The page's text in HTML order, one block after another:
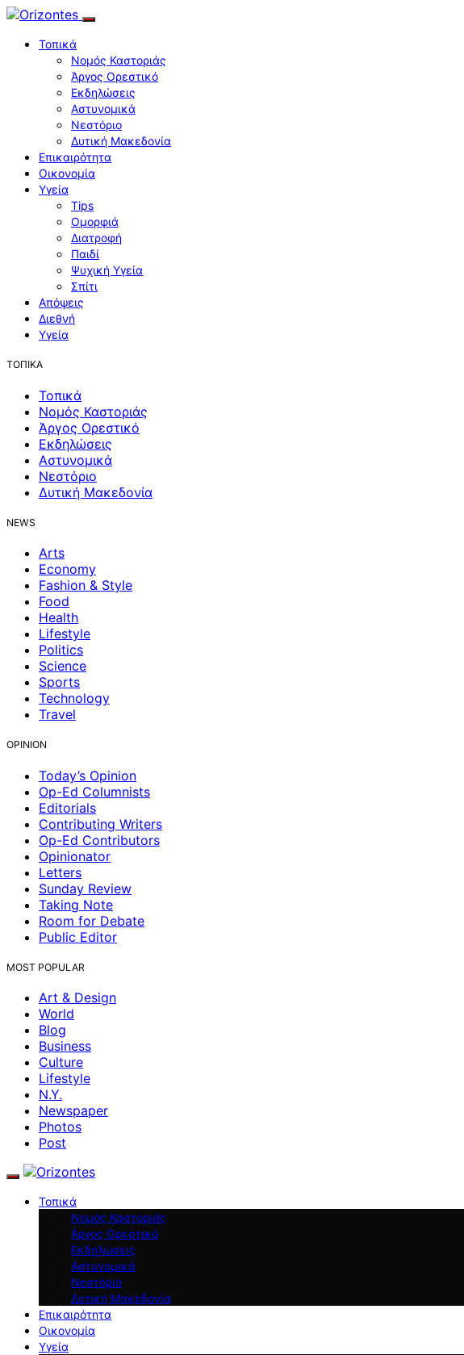
Τοπικά
Νομός Καστοριάς
Άργος Ορεστικό
Εκδηλώσεις
Αστυνομικά
Νεστόριο
Δυτική Μακεδονία
Επικαιρότητα
Οικονομία
Υγεία
Tips
Ομορφιά
Διατροφή
Παιδί
Ψυχική Υγεία
Σπίτι
Απόψεις
Διεθνή
Υγεία
ΤΟΠΙΚΑ
Τοπικά
Νομός Καστοριάς
Άργος Ορεστικό
Εκδηλώσεις
Αστυνομικά
Νεστόριο
Δυτική Μακεδονία
NEWS
Arts
Economy
Fashion & Style
Food
Health
Lifestyle
Politics
Science
Sports
Technology
Travel
OPINION
Today’s Opinion
Op-Ed Columnists
Editorials
Contributing Writers
Op-Ed Contributors
Opinionator
Letters
Sunday Review
Taking Note
Room for Debate
Public Editor
MOST POPULAR
Art & Design
World
Blog
Business
Culture
Lifestyle
N.Y.
Newspaper
Photos
Post
Τοπικά
Νομός Καστοριάς
Άργος Ορεστικό
Εκδηλώσεις
Αστυνομικά
Νεστόριο
Δυτική Μακεδονία
Επικαιρότητα
Οικονομία
Υγεία